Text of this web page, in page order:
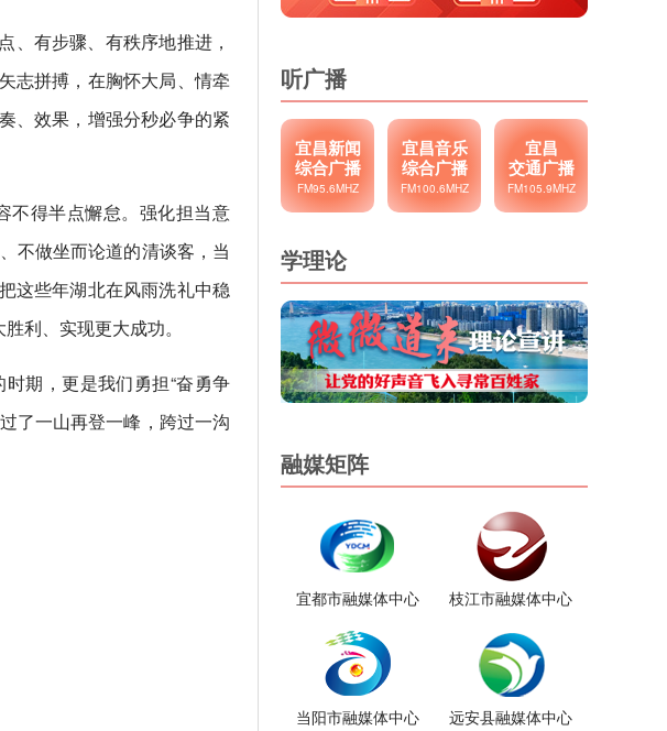
、有步骤、有秩序地推进，
志拼搏，在胸怀大局、情牵
、效果，增强分秒必争的紧
不得半点懈怠。强化担当意
不做坐而论道的清谈客，当
这些年湖北在风雨洗礼中稳
利、实现更大成功。
期，更是我们勇担“奋勇争
了一山再登一峰，跨过一沟
听广播
宜昌新闻
综合广播
FM95.6MHZ
宜昌音乐
综合广播
FM100.6MHZ
宜昌
交通广播
FM105.9MHZ
学理论
融媒矩阵
宜都市融媒体中心 枝江市融媒体中心
当阳市融媒体中心 远安县融媒体中心